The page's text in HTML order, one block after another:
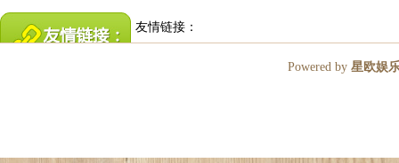
友情链接：
Powered by 星欧娱